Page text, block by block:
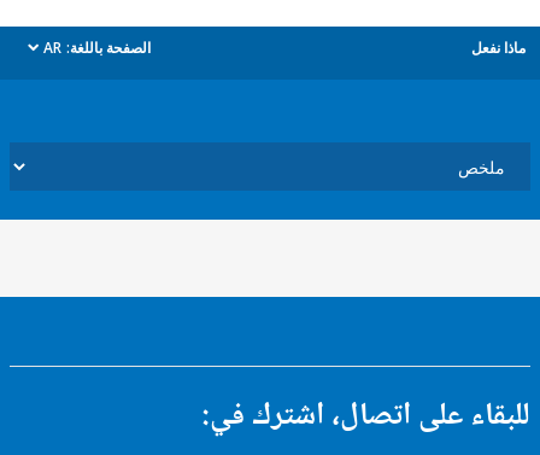
الصفحة باللغة: AR
dropdown
على اتصال، اشترك في: